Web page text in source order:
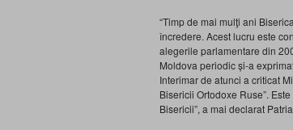
“Timp de mai mulţi ani
încredere. Acest lucru este
alegerile parlamentare din
Moldova periodic și-a
Interimar de atunci a criticat
Bisericii Ortodoxe Ruse”.
Bisericii”, a mai declarat